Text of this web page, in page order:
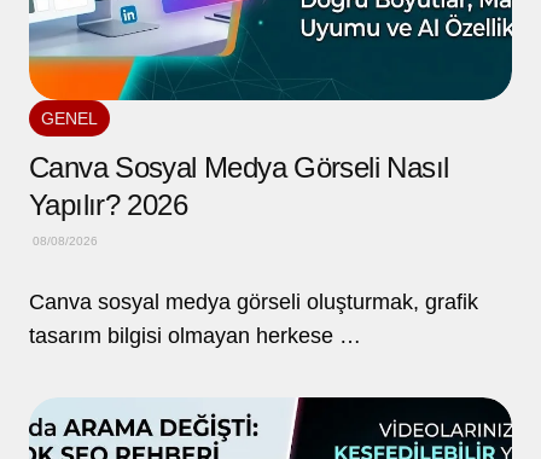
GENEL
Canva Sosyal Medya Görseli Nasıl
Yapılır? 2026
08/08/2026
Canva sosyal medya görseli oluşturmak, grafik
tasarım bilgisi olmayan herkese …